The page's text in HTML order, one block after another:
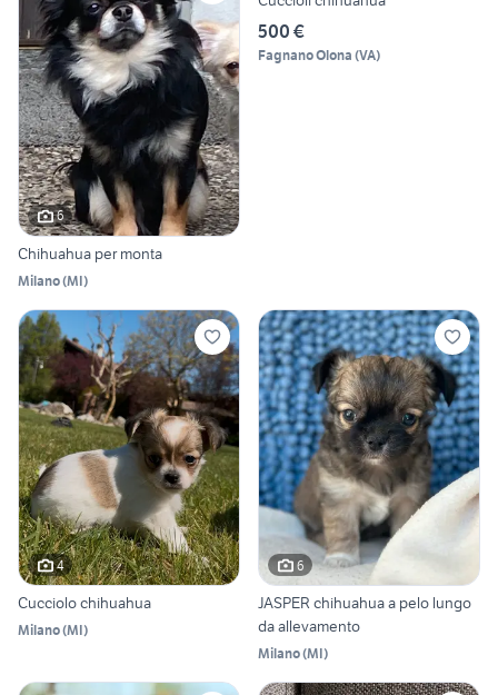
6
Chihuahua per monta
Milano(MI)
500 €
Fagnano Olona (VA)
4
Cucciolo chihuahua
Milano(MI)
6
JASPER chihuahua a pelo lungo
da allevamento
Milano(MI)